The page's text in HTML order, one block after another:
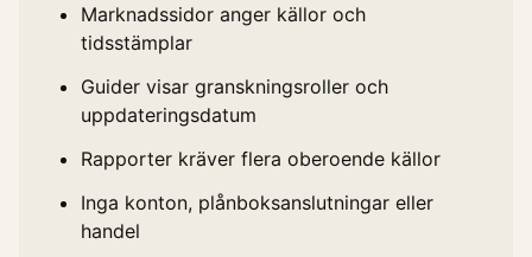
Marknadssidor anger källor och
tidsstämplar
Guider visar granskningsroller och
uppdateringsdatum
Rapporter kräver flera oberoende källor
Inga konton, plånboksanslutningar eller
handel